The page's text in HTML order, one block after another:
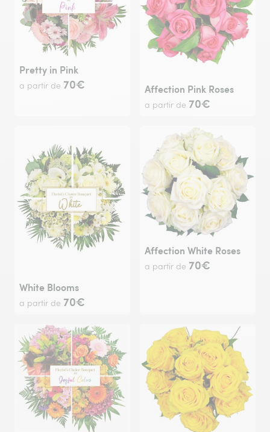
Pretty in Pink
a partir de 70€ Affection Pink Roses
a partir de 70€
White Blooms
a partir de 70€
Affection White Roses
a partir de 70€